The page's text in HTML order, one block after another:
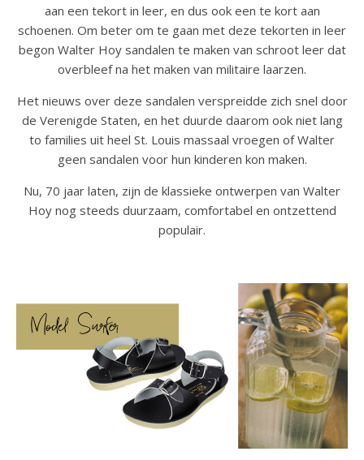
aan een tekort in leer, en dus ook een te kort aan
schoenen. Om beter om te gaan met deze tekorten in leer
begon Walter Hoy sandalen te maken van schroot leer dat
overbleef na het maken van militaire laarzen.
Het nieuws over deze sandalen verspreidde zich snel door
de Verenigde Staten, en het duurde daarom ook niet lang
to families uit heel St. Louis massaal vroegen of Walter
geen sandalen voor hun kinderen kon maken.
Nu, 70 jaar laten, zijn de klassieke ontwerpen van Walter
Hoy nog steeds duurzaam, comfortabel en ontzettend
populair.